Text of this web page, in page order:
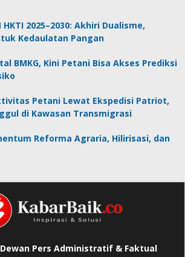
2025–2030: Akhiri Dualisme,
Kedaulatan Pangan
BMKG, Kini Petani Bisa Akses Prediksi
Petani Lewat Ekspedisi Patriot,
di Kawasan Transmigrasi
Reforma Agraria, Hilirisasi, dan
Pers Administratif & Faktual